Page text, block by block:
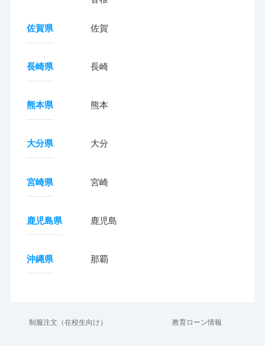
佐賀県 佐賀
長崎県 長崎
熊本県 熊本
大分県 大分
宮崎県 宮崎
鹿児島県 鹿児島
沖縄県 那覇
制服注文（在校生向け） 教育ローン情報